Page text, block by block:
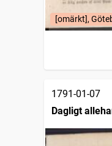
[omärkt],
1791-01-07
Dagligt